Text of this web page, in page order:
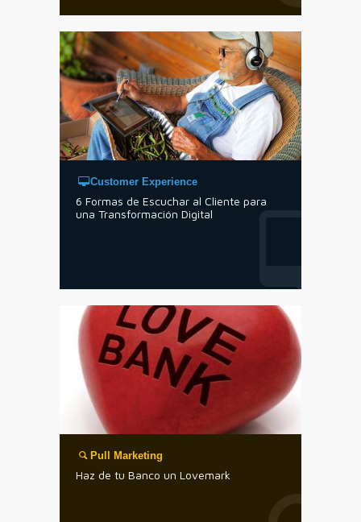
Customer Experience
6 Formas de Escuchar al Cliente para
una Transformación Digital
Pull Marketing
Haz de tu Banco un Lovemark